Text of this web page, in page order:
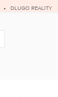
DLUGO REALITY